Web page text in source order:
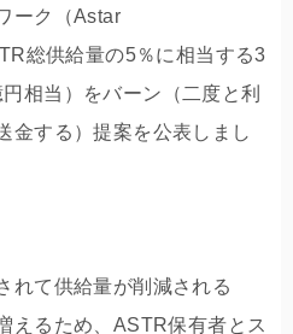
ーク（Astar
総供給量の5％に相当する3
相当）をバーン（二度と利
金する）提案を公表しまし
れて供給量が削減される
えるため、ASTR保有者とス